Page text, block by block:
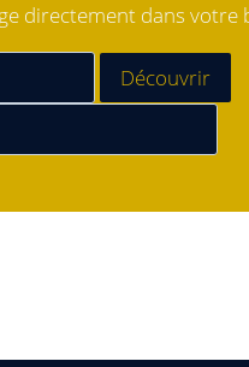
directement dans votre